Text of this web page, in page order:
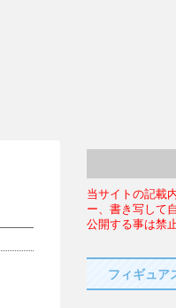
当サイトの記載
ー、書き写して
公開する事は禁
フィギュア